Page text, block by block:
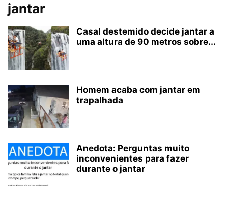
jantar
Casal destemido decide jantar a
uma altura de 90 metros sobre...
Homem acaba com jantar em
trapalhada
Anedota: Perguntas muito
inconvenientes para fazer
durante o jantar